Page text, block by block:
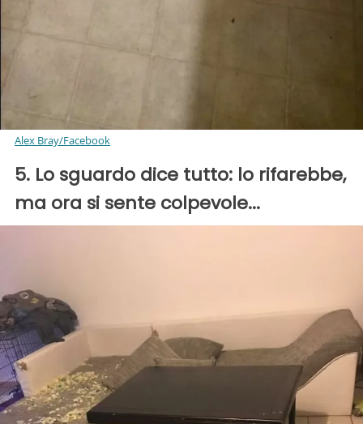
Alex Bray/Facebook
5. Lo sguardo dice tutto: lo rifarebbe,
ma ora si sente colpevole...